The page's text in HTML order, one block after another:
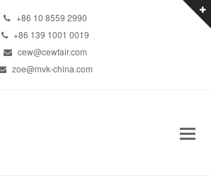
+86 10 8559 2990
+86 139 1001 0019
cew@cewfair.com
zoe@mvk-china.com